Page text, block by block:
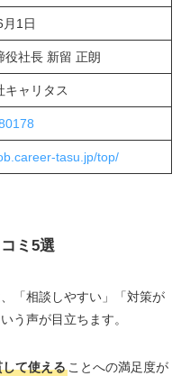
1日
役社長 新留 正朗
キャリタス
tasu.jp/top/
ミ5選
「相談しやすい」「対策が
う声が目立ちます。
て使えることへの満足度が